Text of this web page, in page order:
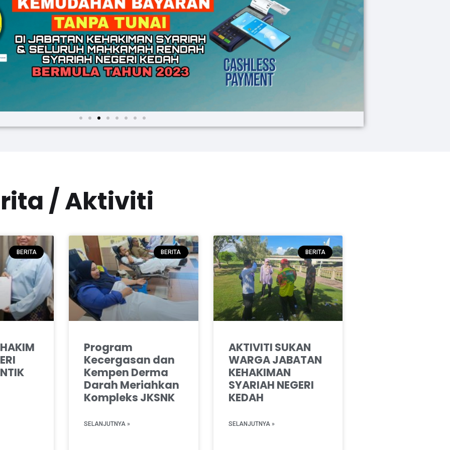
/ Aktiviti
BERITA BERITA
Program
Kecergasan dan
Kempen Derma
Darah Meriahkan
Kompleks JKSNK
SELANJUTNYA »
BERITA
AKTIVITI SUKAN
WARGA JABATAN
KEHAKIMAN
SYARIAH NEGERI
KEDAH
SELANJUTNYA »